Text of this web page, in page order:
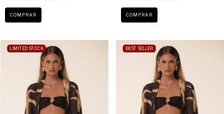
COMPRAR COMPRAR
LIMITED STOCK BEST SELLER